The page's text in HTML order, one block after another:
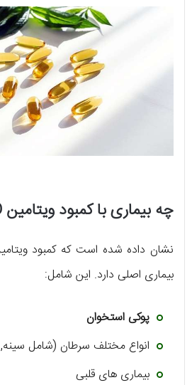
چه بیماری با کمبود ویتامین D مرتبط هستند؟
بیماری اصلی دارد. این شامل:
پوکی استخوان
انواع مختلف سرطان (شامل سینه,
بیماری های قلبی